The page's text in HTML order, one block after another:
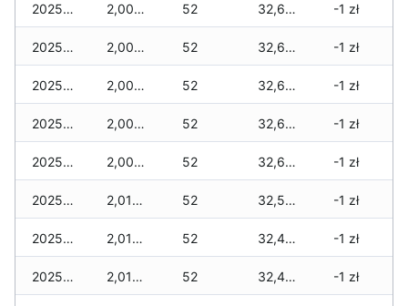
2025-12-28 2,005 zł 52 32,670 zł -1 zł
2025-12-27 2,005 zł 52 32,600 zł -1 zł
2025-12-26 2,005 zł 52 32,600 zł -1 zł
2025-12-25 2,005 zł 52 32,600 zł -1 zł
2025-12-24 2,005 zł 52 32,600 zł -1 zł
2025-12-23 2,015 zł 52 32,565 zł -1 zł
2025-12-22 2,015 zł 52 32,495 zł -1 zł
2025-12-21 2,015 zł 52 32,495 zł -1 zł